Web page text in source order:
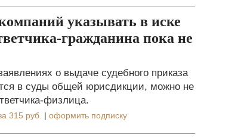
указывать в иске
гражданина пока не
о выдаче судебного приказа
в суды общей юрисдикции, можно не
физлица.
315 руб. | оформить подписку